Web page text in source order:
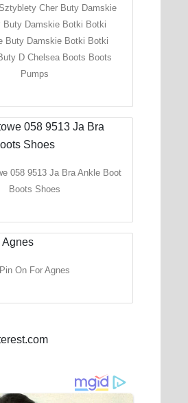
Cher Buty Damskie
Buty Damskie Botki Botki
Buty Damskie Botki Botki
D Chelsea Boots Boots
Pumps
058 9513 Ja Bra Ankle Boot
Boots Shoes
Pin On For Agnes